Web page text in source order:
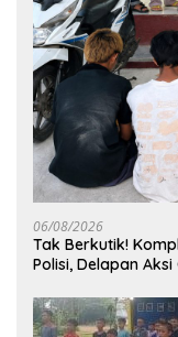
06/08/2026
Tak Berkutik!
Polisi, Delapan